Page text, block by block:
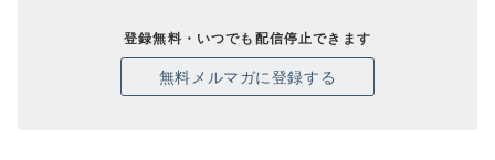
登録無料・いつでも配信停止できます
無料メルマガに登録する